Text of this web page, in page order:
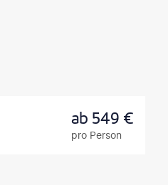
ab 549 €
pro Person